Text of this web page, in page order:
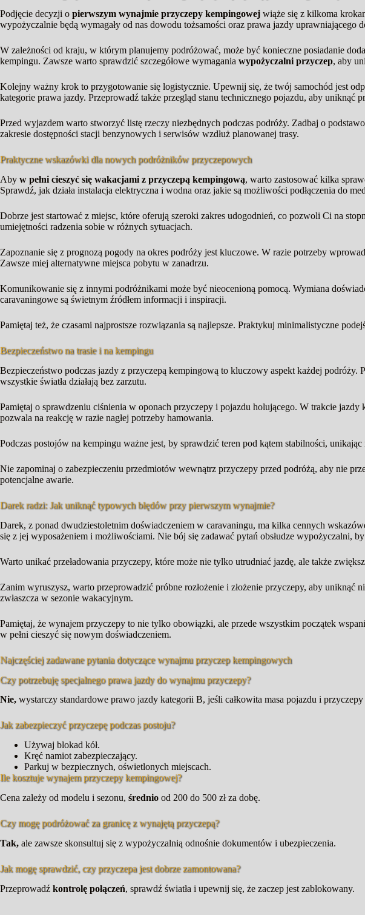
Podjęcie decyzji o pierwszym wynajmie przyczepy kempingowej wiąże się z kilkoma
wypożyczalnie będą wymagały od nas dowodu tożsamości oraz prawa jazdy uprawniającego
W zależności od kraju, w którym planujemy podróżować, może być konieczne posiadanie
kempingu. Zawsze warto sprawdzić szczegółowe wymagania wypożyczalni przyczep, aby
Kolejny ważny krok to przygotowanie się logistycznie. Upewnij się, że twój samochód jest
kategorie prawa jazdy. Przeprowadź także przegląd stanu technicznego pojazdu, aby uniknąć
Przed wyjazdem warto stworzyć listę rzeczy niezbędnych podczas podróży. Zadbaj o
zakresie dostępności stacji benzynowych i serwisów wzdłuż planowanej trasy.
Praktyczne wskazówki dla nowych podróżników przyczepowych
Aby w pełni cieszyć się wakacjami z przyczepą kempingową, warto zastosować kilka
Sprawdź, jak działa instalacja elektryczna i wodna oraz jakie są możliwości podłączenia do
Dobrze jest startować z miejsc, które oferują szeroki zakres udogodnień, co pozwoli Ci na
umiejętności radzenia sobie w różnych sytuacjach.
Zapoznanie się z prognozą pogody na okres podróży jest kluczowe. W razie potrzeby
Zawsze miej alternatywne miejsca pobytu w zanadrzu.
Komunikowanie się z innymi podróżnikami może być nieocenioną pomocą. Wymiana
caravaningowe są świetnym źródłem informacji i inspiracji.
Pamiętaj też, że czasami najprostsze rozwiązania są najlepsze. Praktykuj minimalistyczne
Bezpieczeństwo na trasie i na kempingu
Bezpieczeństwo podczas jazdy z przyczepą kempingową to kluczowy aspekt każdej
wszystkie światła działają bez zarzutu.
Pamiętaj o sprawdzeniu ciśnienia w oponach przyczepy i pojazdu holującego. W trakcie
pozwala na reakcję w razie nagłej potrzeby hamowania.
Podczas postojów na kempingu ważne jest, by sprawdzić teren pod kątem stabilności,
Nie zapominaj o zabezpieczeniu przedmiotów wewnątrz przyczepy przed podróżą, aby nie
potencjalne awarie.
Darek radzi: Jak uniknąć typowych błędów przy pierwszym wynajmie?
Darek, z ponad dwudziestoletnim doświadczeniem w caravaningu, ma kilka cennych
się z jej wyposażeniem i możliwościami. Nie bój się zadawać pytań obsłudze wypożyczalni,
Warto unikać przeładowania przyczepy, które może nie tylko utrudniać jazdę, ale także
Zanim wyruszysz, warto przeprowadzić próbne rozłożenie i złożenie przyczepy, aby
zwłaszcza w sezonie wakacyjnym.
Pamiętaj, że wynajem przyczepy to nie tylko obowiązki, ale przede wszystkim początek
w pełni cieszyć się nowym doświadczeniem.
Najczęściej zadawane pytania dotyczące wynajmu przyczep kempingowych
Czy potrzebuję specjalnego prawa jazdy do wynajmu przyczepy?
Nie, wystarczy standardowe prawo jazdy kategorii B, jeśli całkowita masa pojazdu i
Jak zabezpieczyć przyczepę podczas postoju?
Używaj blokad kół.
Kręć namiot zabezpieczający.
Parkuj w bezpiecznych, oświetlonych miejscach.
Ile kosztuje wynajem przyczepy kempingowej?
Cena zależy od modelu i sezonu, średnio od 200 do 500 zł za dobę.
Czy mogę podróżować za granicę z wynajętą przyczepą?
Tak, ale zawsze skonsultuj się z wypożyczalnią odnośnie dokumentów i ubezpieczenia.
Jak mogę sprawdzić, czy przyczepa jest dobrze zamontowana?
Przeprowadź kontrolę połączeń, sprawdź światła i upewnij się, że zaczep jest zablokowany.